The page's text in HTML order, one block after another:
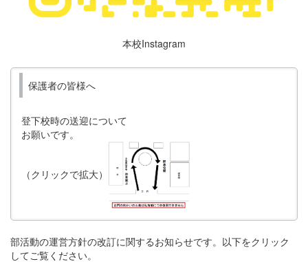
本校Instagram
保護者の皆様へ
登下校時の送迎について
お願いです。
（クリックで拡大）
部活動の運営方針の改訂に関するお知らせです。以下をクリック
してご覧ください。